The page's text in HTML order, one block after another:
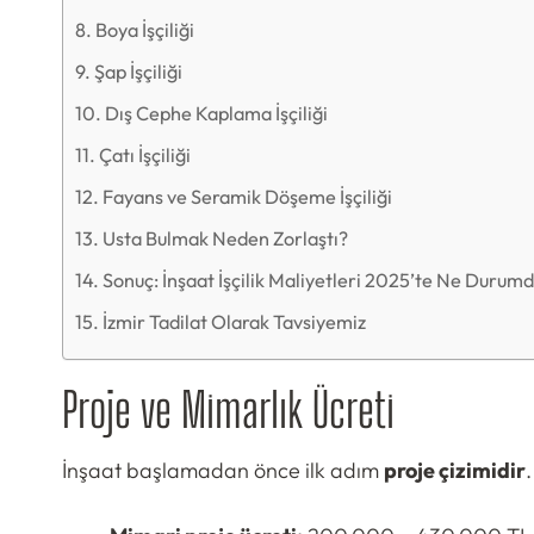
Boya İşçiliği
Şap İşçiliği
Dış Cephe Kaplama İşçiliği
Çatı İşçiliği
Fayans ve Seramik Döşeme İşçiliği
Usta Bulmak Neden Zorlaştı?
Sonuç: İnşaat İşçilik Maliyetleri 2025’te Ne
İzmir Tadilat Olarak Tavsiyemiz
Proje ve Mimarlık Ücreti
İnşaat başlamadan önce ilk adım proje çizimidir.